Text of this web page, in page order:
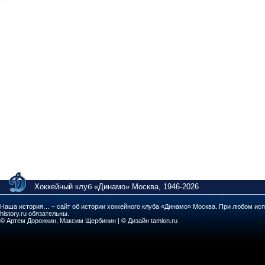
Хоккейный клуб «Динамо» Москва, 1946-2026
Наша история… – сайт об истории хоккейного клуба «Динамо» Москва. При любом
history.ru обязательны.
© Артем Дорожкин, Максим Щербинин | © Дизайн tamion.ru